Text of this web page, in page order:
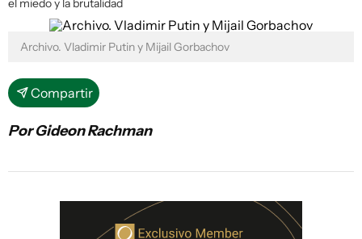
el miedo y la brutalidad
Archivo. Vladimir Putin y Mijail Gorbachov
Compartir
Por Gideon Rachman